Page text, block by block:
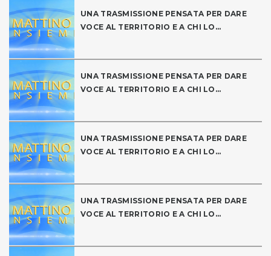
UNA TRASMISSIONE PENSATA PER DARE
VOCE AL TERRITORIO E A CHI LO...
UNA TRASMISSIONE PENSATA PER DARE
VOCE AL TERRITORIO E A CHI LO...
UNA TRASMISSIONE PENSATA PER DARE
VOCE AL TERRITORIO E A CHI LO...
UNA TRASMISSIONE PENSATA PER DARE
VOCE AL TERRITORIO E A CHI LO...